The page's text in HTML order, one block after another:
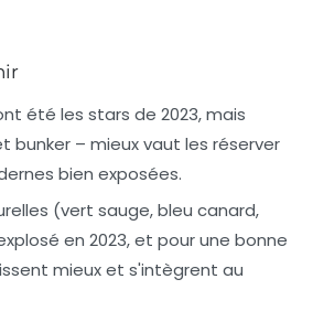
été les stars de 2023, mais
– mieux vaut les réserver
bien exposées.
(vert sauge, bleu canard,
en 2023, et pour une bonne
mieux et s'intègrent au